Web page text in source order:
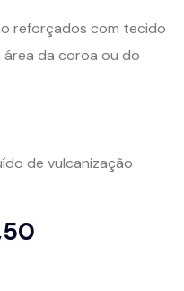
reforçados com tecido
área da coroa ou do
de vulcanização